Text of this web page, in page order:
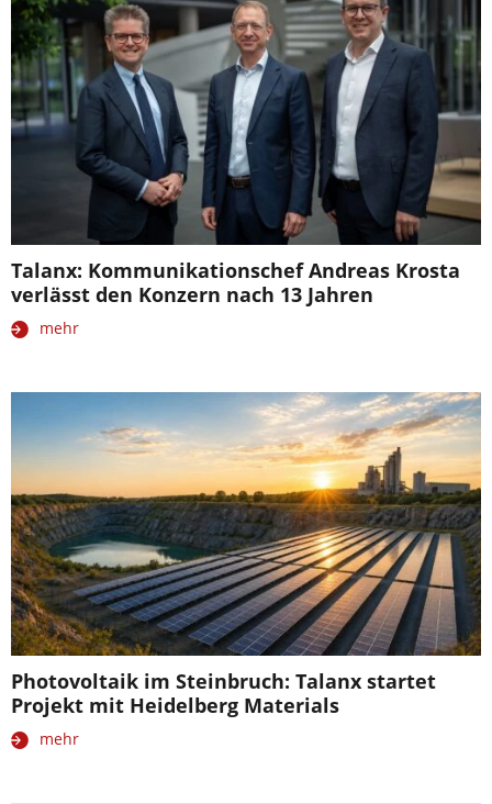
Talanx: Kommunikationschef Andreas Krosta
verlässt den Konzern nach 13 Jahren
mehr
Photovoltaik im Steinbruch: Talanx startet
Projekt mit Heidelberg Materials
mehr